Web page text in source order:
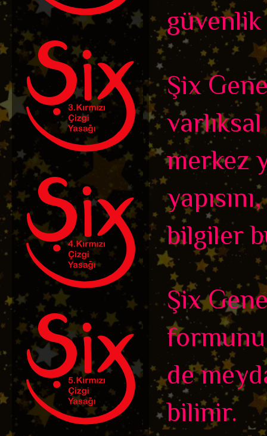
güvenlik
Şix
merkez
bilgiler
Şix
de
bilinir.